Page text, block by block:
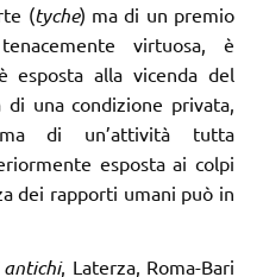
(tyche) ma di un premio
virtuosa, è
esposta alla vicenda del
una condizione privata,
ma di un’attività tutta
esposta ai colpi
dei rapporti umani può in
antichi, Laterza, Roma-Bari